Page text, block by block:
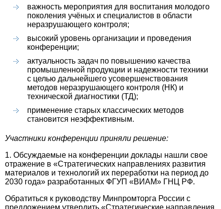
важность мероприятия для воспитания молодого
поколения учёных и специалистов в области
неразрушающего контроля;
высокий уровень организации и проведения
конференции;
актуальность задач по повышению качества
промышленной продукции и надежности техники
с целью дальнейшего усовершенствования
методов неразрушающего контроля (НК) и
технической диагностики (ТД);
применение старых классических методов
становится неэффективным.
Участники конференции приняли решение:
1. Обсуждаемые на конференции доклады нашли свое
отражение в «Стратегических направлениях развития
материалов и технологий их переработки на период до
2030 года» разработанных ФГУП «ВИАМ» ГНЦ РФ.
Обратиться к руководству Минпромторга России с
предложением утвердить «Стратегические направления